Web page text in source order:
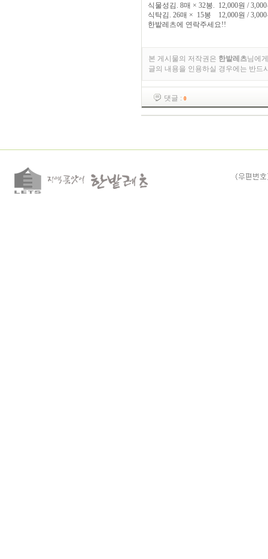
식물성김. 8매 × 32봉. 12,000원 /
식탁김. 26매 × 15봉 12,000원 /
한밭레츠에 연락주세요!!
본 게시물의 저작권은 한밭레츠님에
글의 내용을 인용하실 경우에는 반드
댓글 : 0